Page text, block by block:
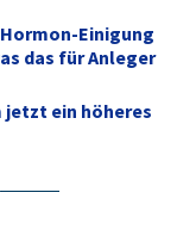
Einigung
das für Anleger
jetzt ein höheres